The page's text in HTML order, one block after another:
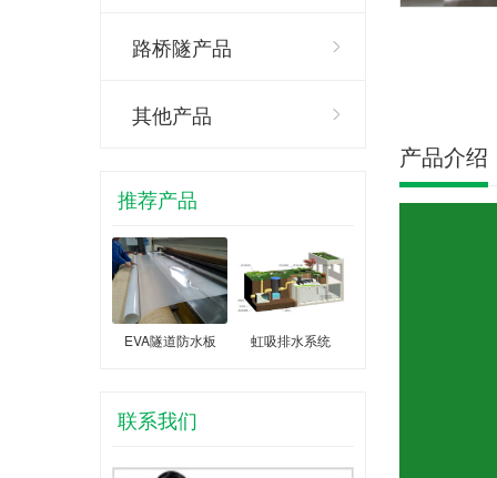
路桥隧产品
其他产品
推荐产品
EVA隧道防水板 虹吸排水系统
联系我们
产品介绍